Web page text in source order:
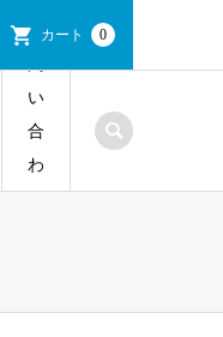
カート 0
い
合
わ
せ